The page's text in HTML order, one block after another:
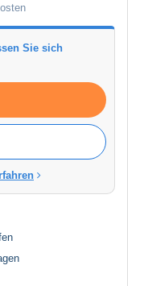
Sie sich